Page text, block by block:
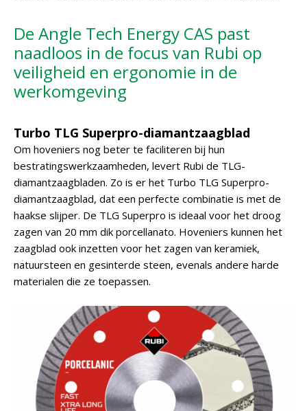
De Angle Tech Energy CAS past
naadloos in de focus van Rubi op
veiligheid en ergonomie in de
werkomgeving
Turbo TLG Superpro-diamantzaagblad
Om hoveniers nog beter te faciliteren bij hun
bestratingswerkzaamheden, levert Rubi de TLG-
diamantzaagbladen. Zo is er het Turbo TLG Superpro-
diamantzaagblad, dat een perfecte combinatie is met de
haakse slijper. De TLG Superpro is ideaal voor het droog
zagen van 20 mm dik porcellanato. Hoveniers kunnen het
zaagblad ook inzetten voor het zagen van keramiek,
natuursteen en gesinterde steen, evenals andere harde
materialen die ze toepassen.